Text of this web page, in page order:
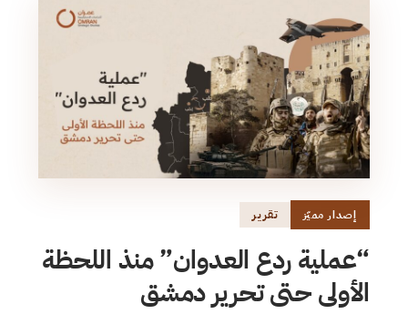
إصدار مميّز تقرير
“عملية ردع العدوان” منذ اللحظة
الأولى حتى تحرير دمشق